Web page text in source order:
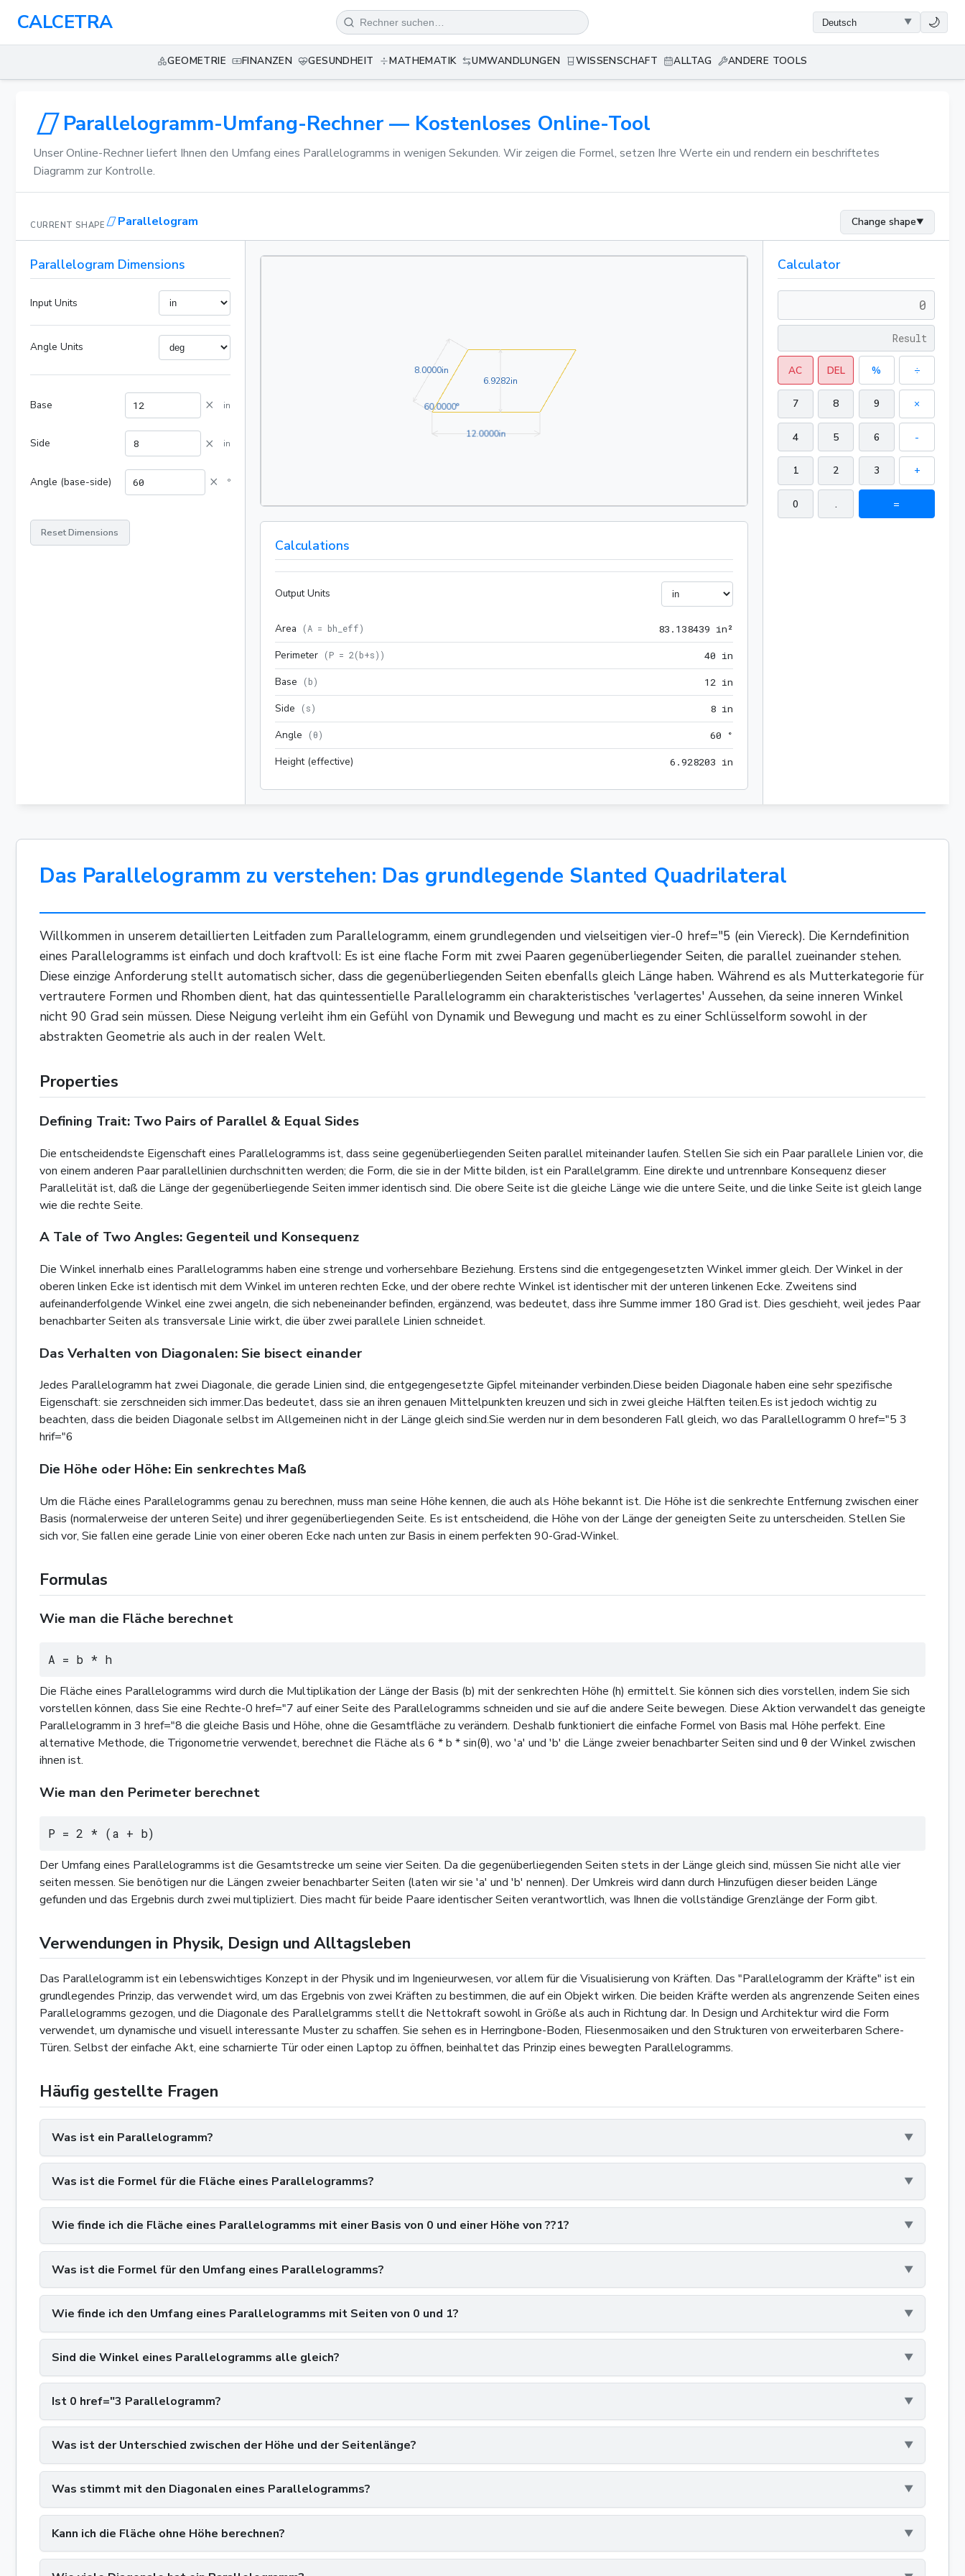
CALCETRA 🌙
GEOMETRIE FINANZEN GESUNDHEIT MATHEMATIK UMWANDLUNGEN WISSENSCHAFT ALLTAG ANDERE TOOLS
Parallelogramm-Umfang-Rechner — Kostenloses Online-Tool
Unser Online-Rechner liefert Ihnen den Umfang eines Parallelogramms in wenigen Sekunden. Wir zeigen die Formel, setzen Ihre Werte ein und rendern ein beschriftetes
Diagramm zur Kontrolle.
CURRENT SHAPE Parallelogram Change shape▼
Parallelogram Dimensions
Input Units
Angle Units
Base × in
Side × in
Angle (base-side) × °
Reset Dimensions
12.0000in12.0000in
8.0000in8.0000in
6.9282in6.9282in
60.0000°60.0000°
Calculations
Output Units
Area (A = bh_eff) 83 . 1 38439 in²
Perimeter (P = 2(b+s) ) 40 in
Base (b) 12 in
Side (s) 8 in
Angle (θ) 60 °
Height (effective) 6 .928203 in
Calculator
AC DEL % ÷
7 8 9 ×
4 5 6 -
1 2 3 +
0 . =
Das Parallelogramm zu verstehen: Das grundlegende Slanted Quadrilateral
Willkommen in unserem detaillierten Leitfaden zum Parallelogramm, einem grundlegenden und vielseitigen vier-0 href="5 (ein Viereck). Die Kerndefinition
eines Parallelogramms ist einfach und doch kraftvoll: Es ist eine flache Form mit zwei Paaren gegenüberliegender Seiten, die parallel zueinander stehen.
Diese einzige Anforderung stellt automatisch sicher, dass die gegenüberliegenden Seiten ebenfalls gleich Länge haben. Während es als Mutterkategorie für
vertrautere Formen und Rhomben dient, hat das quintessentielle Parallelogramm ein charakteristisches 'verlagertes' Aussehen, da seine inneren Winkel
nicht 90 Grad sein müssen. Diese Neigung verleiht ihm ein Gefühl von Dynamik und Bewegung und macht es zu einer Schlüsselform sowohl in der
abstrakten Geometrie als auch in der realen Welt.
Properties
Defining Trait: Two Pairs of Parallel & Equal Sides
Die entscheidendste Eigenschaft eines Parallelogramms ist, dass seine gegenüberliegenden Seiten parallel miteinander laufen. Stellen Sie sich ein Paar parallele Linien vor, die
von einem anderen Paar parallellinien durchschnitten werden; die Form, die sie in der Mitte bilden, ist ein Parallelgramm. Eine direkte und untrennbare Konsequenz dieser
Parallelität ist, daß die Länge der gegenüberliegende Seiten immer identisch sind. Die obere Seite ist die gleiche Länge wie die untere Seite, und die linke Seite ist gleich lange
wie die rechte Seite.
A Tale of Two Angles: Gegenteil und Konsequenz
Die Winkel innerhalb eines Parallelogramms haben eine strenge und vorhersehbare Beziehung. Erstens sind die entgegengesetzten Winkel immer gleich. Der Winkel in der
oberen linken Ecke ist identisch mit dem Winkel im unteren rechten Ecke, und der obere rechte Winkel ist identischer mit der unteren linkenen Ecke. Zweitens sind
aufeinanderfolgende Winkel eine zwei angeln, die sich nebeneinander befinden, ergänzend, was bedeutet, dass ihre Summe immer 180 Grad ist. Dies geschieht, weil jedes Paar
benachbarter Seiten als transversale Linie wirkt, die über zwei parallele Linien schneidet.
Das Verhalten von Diagonalen: Sie bisect einander
Jedes Parallelogramm hat zwei Diagonale, die gerade Linien sind, die entgegengesetzte Gipfel miteinander verbinden.Diese beiden Diagonale haben eine sehr spezifische
Eigenschaft: sie zerschneiden sich immer.Das bedeutet, dass sie an ihren genauen Mittelpunkten kreuzen und sich in zwei gleiche Hälften teilen.Es ist jedoch wichtig zu
beachten, dass die beiden Diagonale selbst im Allgemeinen nicht in der Länge gleich sind.Sie werden nur in dem besonderen Fall gleich, wo das Parallellogramm 0 href="5 3
hrif="6
Die Höhe oder Höhe: Ein senkrechtes Maß
Um die Fläche eines Parallelogramms genau zu berechnen, muss man seine Höhe kennen, die auch als Höhe bekannt ist. Die Höhe ist die senkrechte Entfernung zwischen einer
Basis (normalerweise der unteren Seite) und ihrer gegenüberliegenden Seite. Es ist entscheidend, die Höhe von der Länge der geneigten Seite zu unterscheiden. Stellen Sie
sich vor, Sie fallen eine gerade Linie von einer oberen Ecke nach unten zur Basis in einem perfekten 90-Grad-Winkel.
Formulas
Wie man die Fläche berechnet
A = b * h
Die Fläche eines Parallelogramms wird durch die Multiplikation der Länge der Basis (b) mit der senkrechten Höhe (h) ermittelt. Sie können sich dies vorstellen, indem Sie sich
vorstellen können, dass Sie eine Rechte-0 href="7 auf einer Seite des Parallelogramms schneiden und sie auf die andere Seite bewegen. Diese Aktion verwandelt das geneigte
Parallelogramm in 3 href="8 die gleiche Basis und Höhe, ohne die Gesamtfläche zu verändern. Deshalb funktioniert die einfache Formel von Basis mal Höhe perfekt. Eine
alternative Methode, die Trigonometrie verwendet, berechnet die Fläche als 6 * b * sin(θ), wo 'a' und 'b' die Länge zweier benachbarter Seiten sind und θ der Winkel zwischen
ihnen ist.
Wie man den Perimeter berechnet
P = 2 * (a + b)
Der Umfang eines Parallelogramms ist die Gesamtstrecke um seine vier Seiten. Da die gegenüberliegenden Seiten stets in der Länge gleich sind, müssen Sie nicht alle vier
seiten messen. Sie benötigen nur die Längen zweier benachbarter Seiten (laten wir sie 'a' und 'b' nennen). Der Umkreis wird dann durch Hinzufügen dieser beiden Länge
gefunden und das Ergebnis durch zwei multipliziert. Dies macht für beide Paare identischer Seiten verantwortlich, was Ihnen die vollständige Grenzlänge der Form gibt.
Verwendungen in Physik, Design und Alltagsleben
Das Parallelogramm ist ein lebenswichtiges Konzept in der Physik und im Ingenieurwesen, vor allem für die Visualisierung von Kräften. Das "Parallelogramm der Kräfte" ist ein
grundlegendes Prinzip, das verwendet wird, um das Ergebnis von zwei Kräften zu bestimmen, die auf ein Objekt wirken. Die beiden Kräfte werden als angrenzende Seiten eines
Parallelogramms gezogen, und die Diagonale des Parallelgramms stellt die Nettokraft sowohl in Größe als auch in Richtung dar. In Design und Architektur wird die Form
verwendet, um dynamische und visuell interessante Muster zu schaffen. Sie sehen es in Herringbone-Boden, Fliesenmosaiken und den Strukturen von erweiterbaren Schere-
Türen. Selbst der einfache Akt, eine scharnierte Tür oder einen Laptop zu öffnen, beinhaltet das Prinzip eines bewegten Parallelogramms.
Häufig gestellte Fragen
Was ist ein Parallelogramm?
Was ist die Formel für die Fläche eines Parallelogramms?
Wie finde ich die Fläche eines Parallelogramms mit einer Basis von 0 und einer Höhe von ??1?
Was ist die Formel für den Umfang eines Parallelogramms?
Wie finde ich den Umfang eines Parallelogramms mit Seiten von 0 und 1?
Sind die Winkel eines Parallelogramms alle gleich?
Ist 0 href="3 Parallelogramm?
Was ist der Unterschied zwischen der Höhe und der Seitenlänge?
Was stimmt mit den Diagonalen eines Parallelogramms?
Kann ich die Fläche ohne Höhe berechnen?